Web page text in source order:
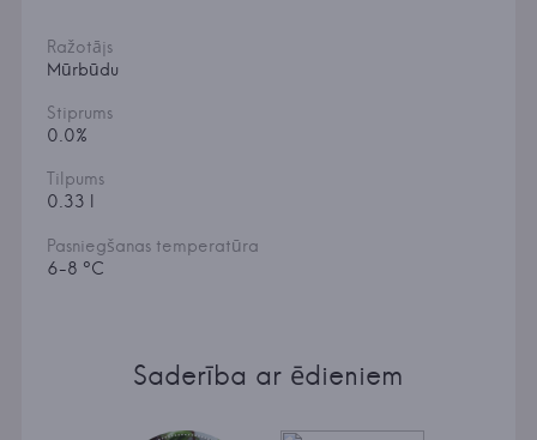
Ražotājs
Mūrbūdu
Stiprums
0.0%
Tilpums
0.33 l
Pasniegšanas temperatūra
6-8 °C
Saderība ar ēdieniem